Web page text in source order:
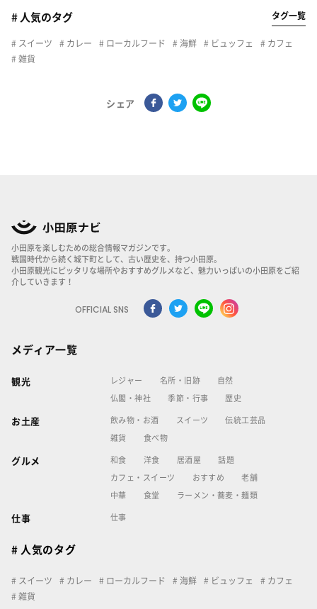
# 人気のタグ タグ一覧
スイーツ カレー ローカルフード 海鮮 ビュッフェ
カフェ
雑貨
シェア
小田原を楽しむための総合情報マガジンです。
戦国時代から続く城下町として、古い歴史を、持つ小田原。
小田原観光にピッタリな場所やおすすめグルメなど、魅力いっぱいの小田原をご紹
介していきます！
OFFICIAL SNS
メディア一覧
観光 レジャー 名所・旧跡 自然
仏閣・神社 季節・行事 歴史
お土産 飲み物・お酒 スイーツ 伝統工芸品
雑貨 食べ物
グルメ 和食 洋食 居酒屋 話題
カフェ・スイーツ おすすめ 老舗
中華 食堂 ラーメン・蕎麦・麺類
仕事 仕事
# 人気のタグ
スイーツ カレー ローカルフード 海鮮 ビュッフェ
カフェ
雑貨